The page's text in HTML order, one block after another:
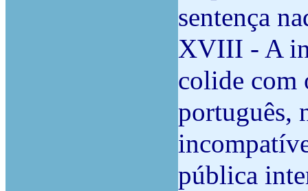
sentença
XVIII - A
colide com
português,
pública